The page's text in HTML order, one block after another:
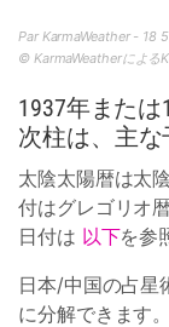
Par KarmaWeather - 18
© KarmaWeatherによる
1937年また
次柱は、主な
太陰太陽暦は太
付はグレゴリオ
日付は 以下を参
日本/中国の占星
に分解できます